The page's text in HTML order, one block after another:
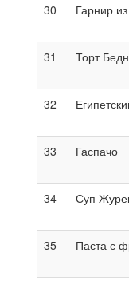
30 Гарнир
31 Торт
32
33 Гаспачо
34 Суп
35 Паста с